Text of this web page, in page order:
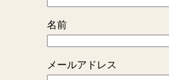
名前
メールアドレス